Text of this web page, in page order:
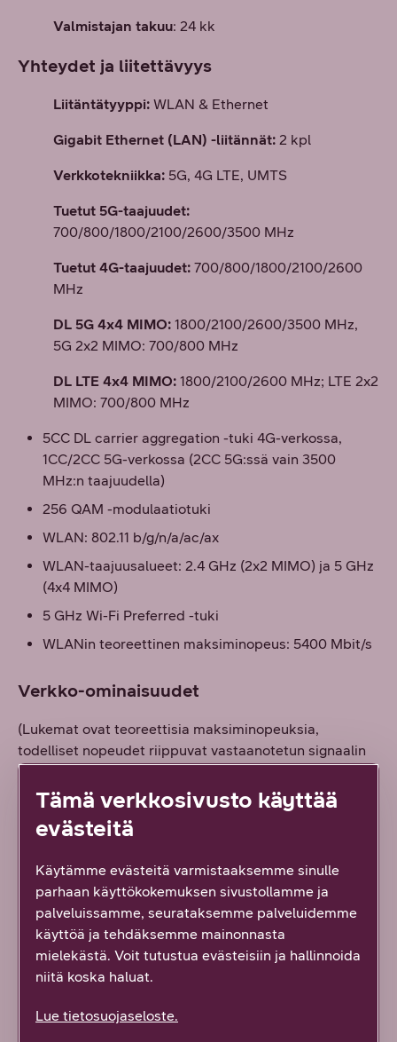
Valmistajan takuu: 24 kk
Yhteydet ja liitettävyys
Liitäntätyyppi: WLAN & Ethernet
Gigabit Ethernet (LAN) -liitännät: 2 kpl
Verkkotekniikka: 5G, 4G LTE, UMTS
Tuetut 5G-taajuudet:
700/800/1800/2100/2600/3500 MHz
Tuetut 4G-taajuudet: 700/800/1800/2100/2600
MHz
DL 5G 4x4 MIMO: 1800/2100/2600/3500 MHz,
5G 2x2 MIMO: 700/800 MHz
DL LTE 4x4 MIMO: 1800/2100/2600 MHz; LTE 2x2
MIMO: 700/800 MHz
5CC DL carrier aggregation -tuki 4G-verkossa,
1CC/2CC 5G-verkossa (2CC 5G:ssä vain 3500
MHz:n taajuudella)
256 QAM -modulaatiotuki
WLAN: 802.11 b/g/n/a/ac/ax
WLAN-taajuusalueet: 2.4 GHz (2x2 MIMO) ja 5 GHz
(4x4 MIMO)
5 GHz Wi-Fi Preferred -tuki
WLANin teoreettinen maksiminopeus: 5400 Mbit/s
Verkko-ominaisuudet
(Lukemat ovat teoreettisia maksiminopeuksia,
todelliset nopeudet riippuvat vastaanotetun signaalin
vahvuudesta, mobiiliverkon kyvykkyydestä sekä
käytetystä liittymätyypistä)
5G-enimmäisnopeus verkosta 3,45 Gbit/s (NSA 5G),
5G-enimmäisnopeus kohti verkkoa 600 Mbit/s
(NSA 5G), 900 Mbit/s (SA 5G)
4G LTE -enimmäisnopeus verkosta 2,0 Gbit/s
4G LTE -enimmäisnopeus kohti verkkoa 150 Mbit/s
Tämä verkkosivusto käyttää
evästeitä
Käytämme evästeitä varmistaaksemme sinulle
parhaan käyttökokemuksen sivustollamme ja
palveluissamme, seurataksemme palveluidemme
käyttöä ja tehdäksemme mainonnasta
mielekästä. Voit tutustua evästeisiin ja hallinnoida
niitä koska haluat.
Lue tietosuojaseloste.